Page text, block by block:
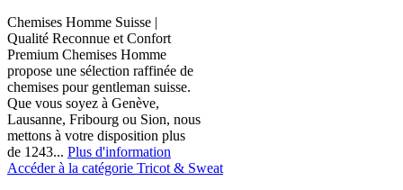
Chemises Homme Suisse |
Qualité Reconnue et Confort
Premium Chemises Homme
propose une sélection raffinée de
chemises pour gentleman suisse.
Que vous soyez à Genève,
Lausanne, Fribourg ou Sion, nous
mettons à votre disposition plus
de 1243... Plus d'information
Accéder à la catégorie Tricot & Sweat